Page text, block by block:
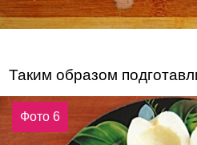
Таким образом
Фото 6